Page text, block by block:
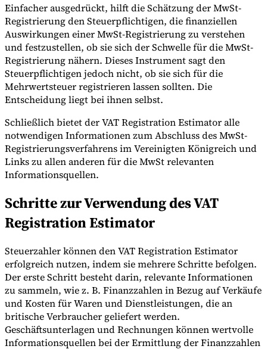
Unsere AutorenBeitragender werdenWählen Sie einen Experten
Einfacher ausgedrückt, hilft die Schätzung der MwSt-
Registrierung den Steuerpflichtigen, die finanziellen
Auswirkungen einer MwSt-Registrierung zu verstehen
und festzustellen, ob sie sich der Schwelle für die MwSt-
Registrierung nähern. Dieses Instrument sagt den
Steuerpflichtigen jedoch nicht, ob sie sich für die
Mehrwertsteuer registrieren lassen sollten. Die
Entscheidung liegt bei ihnen selbst.
Schließlich bietet der VAT Registration Estimator alle
notwendigen Informationen zum Abschluss des MwSt-
Registrierungsverfahrens im Vereinigten Königreich und
Links zu allen anderen für die MwSt relevanten
Informationsquellen.
Schritte zur Verwendung des VAT
Registration Estimator
Steuerzahler können den VAT Registration Estimator
erfolgreich nutzen, indem sie mehrere Schritte befolgen.
Der erste Schritt besteht darin, relevante Informationen
zu sammeln, wie z. B. Finanzzahlen in Bezug auf Verkäufe
und Kosten für Waren und Dienstleistungen, die an
britische Verbraucher geliefert werden.
Geschäftsunterlagen und Rechnungen können wertvolle
Informationsquellen bei der Ermittlung der Finanzzahlen